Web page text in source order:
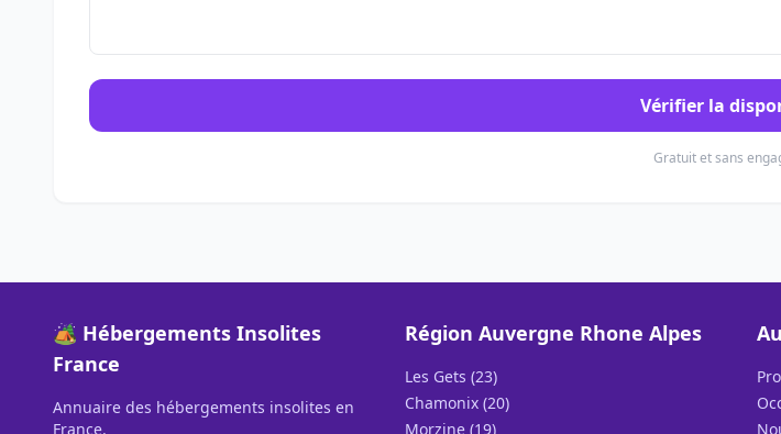
Vérifier la
Gratuit et sans
🏕️ Hébergements Insolites
France
Annuaire des hébergements insolites en
France.
Région Auvergne Rhone Alpes
Les Gets (23)
Chamonix (20)
Morzine (19)